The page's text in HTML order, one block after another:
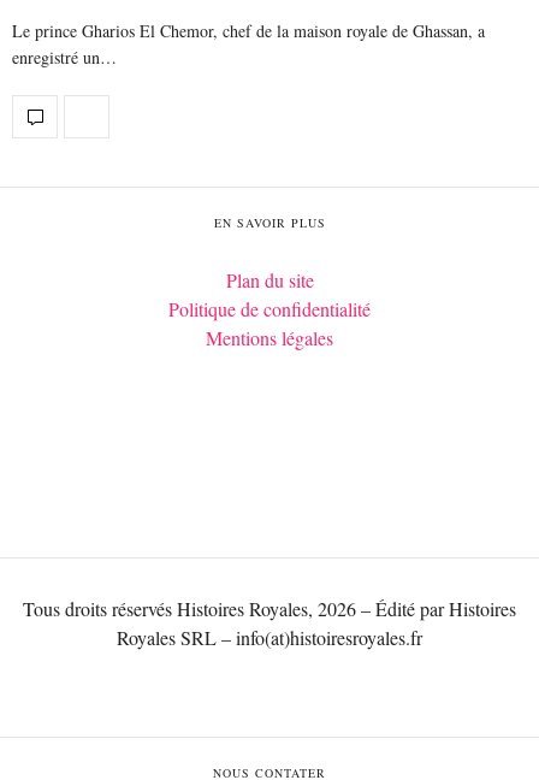
Le prince Gharios El Chemor, chef de la maison royale de Ghassan, a
enregistré un…
EN SAVOIR PLUS
Plan du site
Politique de confidentialité
Mentions légales
Tous droits réservés Histoires Royales, 2026 – Édité par Histoires
Royales SRL – info(at)histoiresroyales.fr
NOUS CONTATER